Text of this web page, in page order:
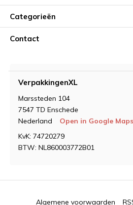
Categorieën
Contact
VerpakkingenXL
Marssteden 104
7547 TD Enschede
Nederland
Open in Google Maps
KvK: 74720279
BTW: NL860003772B01
Algemene voorwaarden